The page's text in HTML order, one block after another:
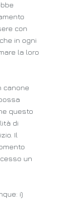
con
in ogni
la loro
canone
questo
di
Il
un
i)